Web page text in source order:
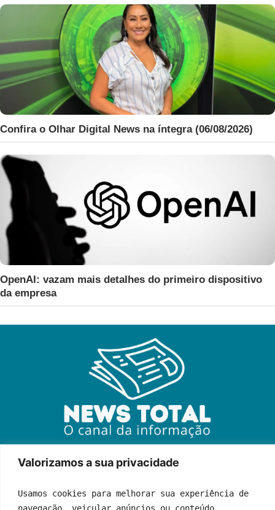
Valorizamos a sua privacidade
Usamos cookies para melhorar sua experiência de
navegação, veicular anúncios ou conteúdo
Confira o Olhar Digital News na íntegra (06/08/2026)
OpenAI: vazam mais detalhes do primeiro dispositivo
da empresa
Quem Somos Fale ConoscoPolítica de Privacidade
© 2026 News Total | Todos os direitos reservados